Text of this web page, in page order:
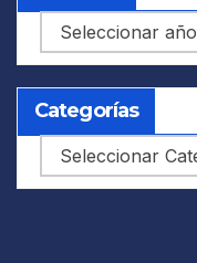
Archivos
Categorías
Categorías